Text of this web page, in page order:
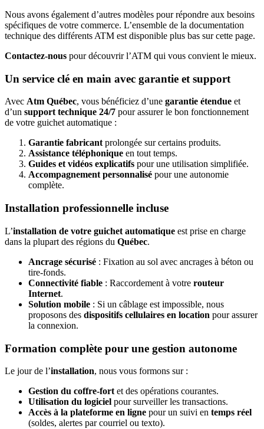
Nous avons également d’autres modèles pour répondre aux besoins
spécifiques de votre commerce. L’ensemble de la documentation
technique des différents ATM est disponible plus bas sur cette page.
Contactez-nous pour découvrir l’ATM qui vous convient le mieux.
Un service clé en main avec garantie et support
Avec Atm Québec, vous bénéficiez d’une garantie étendue et
d’un support technique 24/7 pour assurer le bon fonctionnement
de votre guichet automatique :
Garantie fabricant prolongée sur certains produits.
Assistance téléphonique en tout temps.
Guides et vidéos explicatifs pour une utilisation simplifiée.
Accompagnement personnalisé pour une autonomie
complète.
Installation professionnelle incluse
L’installation de votre guichet automatique est prise en charge
dans la plupart des régions du Québec.
Ancrage sécurisé : Fixation au sol avec ancrages à béton ou
tire-fonds.
Connectivité fiable : Raccordement à votre routeur
Internet.
Solution mobile : Si un câblage est impossible, nous
proposons des dispositifs cellulaires en location pour assurer
la connexion.
Formation complète pour une gestion autonome
Le jour de l’installation, nous vous formons sur :
Gestion du coffre-fort et des opérations courantes.
Utilisation du logiciel pour surveiller les transactions.
Accès à la plateforme en ligne pour un suivi en temps réel
(soldes, alertes par courriel ou texto).